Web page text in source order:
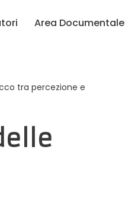
Area Documentale
tra percezione e